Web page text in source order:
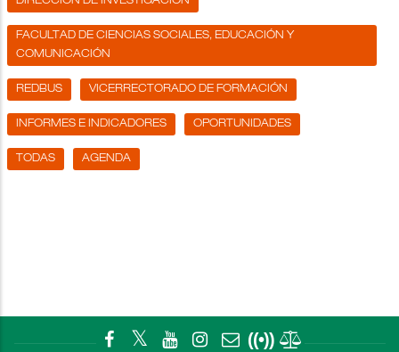
FACULTAD DE CIENCIAS SOCIALES, EDUCACIÓN Y
COMUNICACIÓN
REDBUS VICERRECTORADO DE FORMACIÓN
INFORMES E INDICADORES OPORTUNIDADES
TODAS AGENDA